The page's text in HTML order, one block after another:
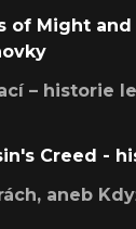
of Might and
– historie
Creed -
aneb